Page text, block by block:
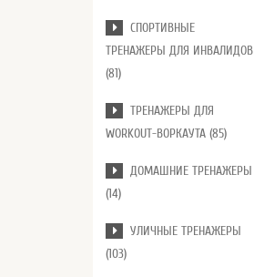
СПОРТИВНЫЕ
ТРЕНАЖЕРЫ ДЛЯ ИНВАЛИДОВ
(81)
ТРЕНАЖЕРЫ ДЛЯ
WORKOUT-ВОРКАУТА (85)
ДОМАШНИЕ ТРЕНАЖЕРЫ
(14)
УЛИЧНЫЕ ТРЕНАЖЕРЫ
(103)